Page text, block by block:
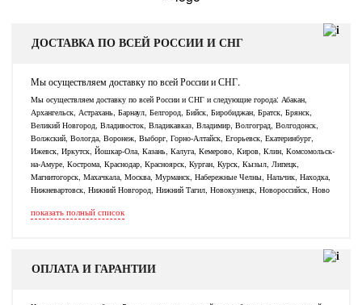
ДОСТАВКА ПО ВСЕЙ РОССИИ И СНГ
Мы осуществляем доставку по всей России и СНГ.
Мы осуществляем доставку по всей России и СНГ и следующие города: Абакан,
Архангельск, Астрахань, Барнаул, Белгород, Бийск, Биробиджан, Братск, Брянск,
Великий Новгород, Владивосток, Владикавказ, Владимир, Волгоград, Волгодонск,
Волжский, Вологда, Воронеж, Выборг, Горно-Алтайск, Егорьевск, Екатеринбург,
Ижевск, Иркутск, Йошкар-Ола, Казань, Калуга, Кемерово, Киров, Клин, Комсомольск-
на-Амуре, Кострома, Краснодар, Красноярск, Курган, Курск, Кызыл, Липецк,
Магнитогорск, Махачкала, Москва, Мурманск, Набережные Челны, Нальчик, Находка,
Нижневартовск, Нижний Новгород, Нижний Тагил, Новокузнецк, Новороссийск, Ново
показать полный список
ОПЛАТА И ГАРАНТИИ